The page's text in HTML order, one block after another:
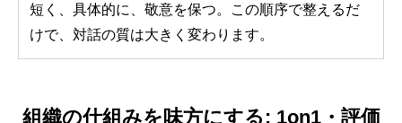
短く、具体的に、敬意を保つ。この順序で整えるだ
けで、対話の質は大きく変わります。
組織の仕組みを味方にする: 1on1・評価